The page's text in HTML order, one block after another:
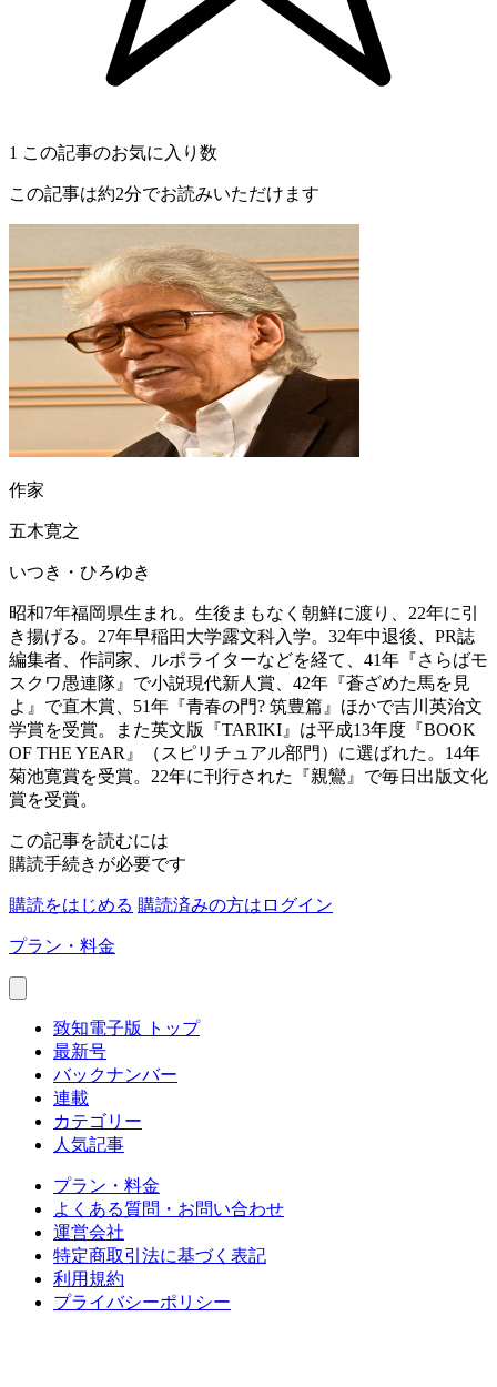
1 この記事のお気に入り数
この記事は約2分でお読みいただけます
作家
五木寛之
いつき・ひろゆき
昭和7年福岡県生まれ。生後まもなく朝鮮に渡り、22年に引
き揚げる。27年早稲田大学露文科入学。32年中退後、PR誌
編集者、作詞家、ルポライターなどを経て、41年『さらばモ
スクワ愚連隊』で小説現代新人賞、42年『蒼ざめた馬を見
よ』で直木賞、51年『青春の門? 筑豊篇』ほかで吉川英治文
学賞を受賞。また英文版『TARIKI』は平成13年度『BOOK
OF THE YEAR』（スピリチュアル部門）に選ばれた。14年
菊池寛賞を受賞。22年に刊行された『親鸞』で毎日出版文化
賞を受賞。
この記事を読むには
購読手続きが必要です
購読をはじめる 購読済みの方はログイン
プラン・料金
致知電子版 トップ
最新号
バックナンバー
連載
カテゴリー
人気記事
プラン・料金
よくある質問・お問い合わせ
運営会社
特定商取引法に基づく表記
利用規約
プライバシーポリシー